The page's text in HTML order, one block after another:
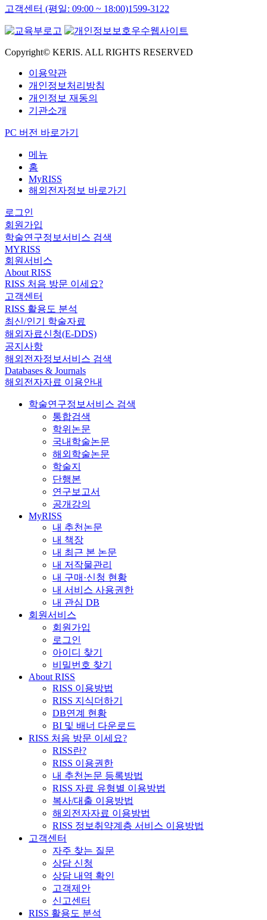
고객센터 (평일: 09:00 ~ 18:00)1599-3122
Copyright© KERIS. ALL RIGHTS RESERVED
이용약관
개인정보처리방침
개인정보 재동의
기관소개
PC 버전 바로가기
메뉴
홈
MyRISS
해외전자정보 바로가기
로그인
회원가입
학술연구정보서비스 검색
MYRISS
회원서비스
About RISS
RISS 처음 방문 이세요?
고객센터
RISS 활용도 분석
최신/인기 학술자료
해외자료신청(E-DDS)
공지사항
해외전자정보서비스 검색
Databases & Journals
해외전자자료 이용안내
학술연구정보서비스 검색
통합검색
학위논문
국내학술논문
해외학술논문
학술지
단행본
연구보고서
공개강의
MyRISS
내 추천논문
내 책장
내 최근 본 논문
내 저작물관리
내 구매·신청 현황
내 서비스 사용권한
내 관심 DB
회원서비스
회원가입
로그인
아이디 찾기
비밀번호 찾기
About RISS
RISS 이용방법
RISS 지식더하기
DB연계 현황
BI 및 배너 다운로드
RISS 처음 방문 이세요?
RISS란?
RISS 이용권한
내 추천논문 등록방법
RISS 자료 유형별 이용방법
복사/대출 이용방법
해외전자자료 이용방법
RISS 정보취약계층 서비스 이용방법
고객센터
자주 찾는 질문
상담 신청
상담 내역 확인
고객제안
신고센터
RISS 활용도 분석